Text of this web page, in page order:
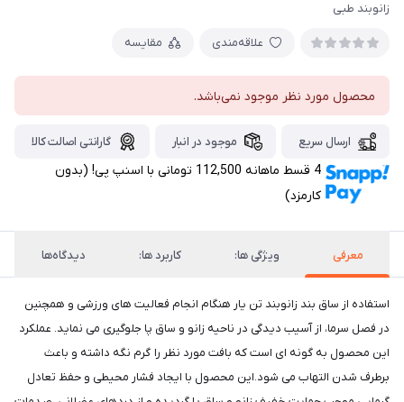
زانوبند طبی
علاقه‌مندی مقایسه
محصول مورد نظر موجود نمی‌باشد.
ارسال سریع موجود در انبار گارانتی اصالت کالا
4 قسط ماهانه 112,500 تومانی با اسنپ ‌پی! (بدون
کارمزد)
معرفی ویژگی ها: کاربرد ها: دیدگاه‌ها
استفاده از ساق بند زانوبند تن یار هنگام انجام فعالیت های ورزشی و همچنین
در فصل سرما، از آسیب دیدگی در ناحیه زانو و ساق پا جلوگیری می نماید. عملکرد
این محصول به گونه ای است که بافت مورد نظر را گرم نگه داشته و باعث
برطرف شدن التهاب می شود.این محصول با ایجاد فشار محیطی و حفظ تعادل